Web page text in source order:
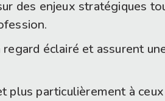
des enjeux stratégiques
éclairé et assurent
particulièrement à